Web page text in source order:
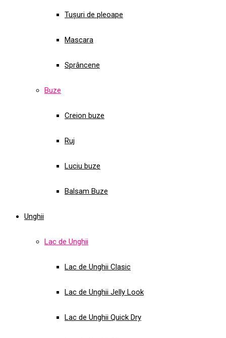
Tușuri de pleoape
Mascara
Sprâncene
Buze
Creion buze
Ruj
Luciu buze
Balsam Buze
Unghii
Lac de Unghii
Lac de Unghii Clasic
Lac de Unghii Jelly Look
Lac de Unghii Quick Dry